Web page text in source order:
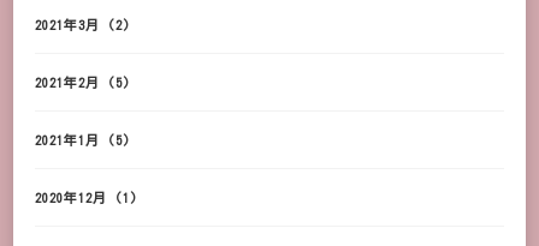
2021年3月 (2)
2021年2月 (5)
2021年1月 (5)
2020年12月 (1)